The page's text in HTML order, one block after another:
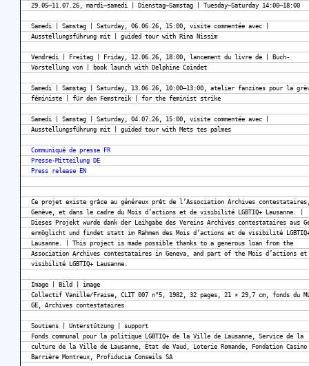
29.05–11.07.26, mardi–samedi | Dienstag–Samstag | Tuesday–Saturday 14:00–18:00
Samedi | Samstag | Saturday, 06.06.26, 15:00, visite commentée avec |
Ausstellungsführung mit | guided tour with Rina Nissim
Vendredi | Freitag | Friday, 12.06.26, 18:00, lancement du livre de | Buch-
Vorstellung von | book launch with Delphine Coindet
Samedi | Samstag | Saturday, 13.06.26, 10:00–13:00, atelier fanzines pour la
féministe | für den Femstreik | for the feminist strike
Samedi | Samstag | Saturday, 04.07.26, 15:00, visite commentée avec |
Ausstellungsführung mit | guided tour with Mets tes palmes
Communiqué de presse FR
Presse-Mitteilung DE
Press release EN
Ce projet existe grâce au généreux prêt de l’Association Archives
Genève, et dans le cadre du Mois d’actions et de visibilité LGBTIQ+ Lausanne. |
Dieses Projekt wurde dank der Leihgabe des Vereins Archives contestataires aus
ermöglicht und findet statt im Rahmen des Mois d’actions et de visibilité
Lausanne. | This project is made possible thanks to a generous loan from the
Association Archives contestataires in Geneva, and part of the Mois d’actions et
visibilité LGBTIQ+ Lausanne.
Image | Bild | image
Collectif Vanille/Fraise, CLIT 007 n°5, 1982, 32 pages, 21 × 29,7 cm, fonds du
GE, Archives contestataires
Soutiens | Unterstützung | support
Fonds communal pour la politique LGBTIQ+ de la Ville de Lausanne, Service de la
culture de la Ville de Lausanne, État de Vaud, Loterie Romande, Fondation Casino
Barrière Montreux, Profiducia Conseils SA